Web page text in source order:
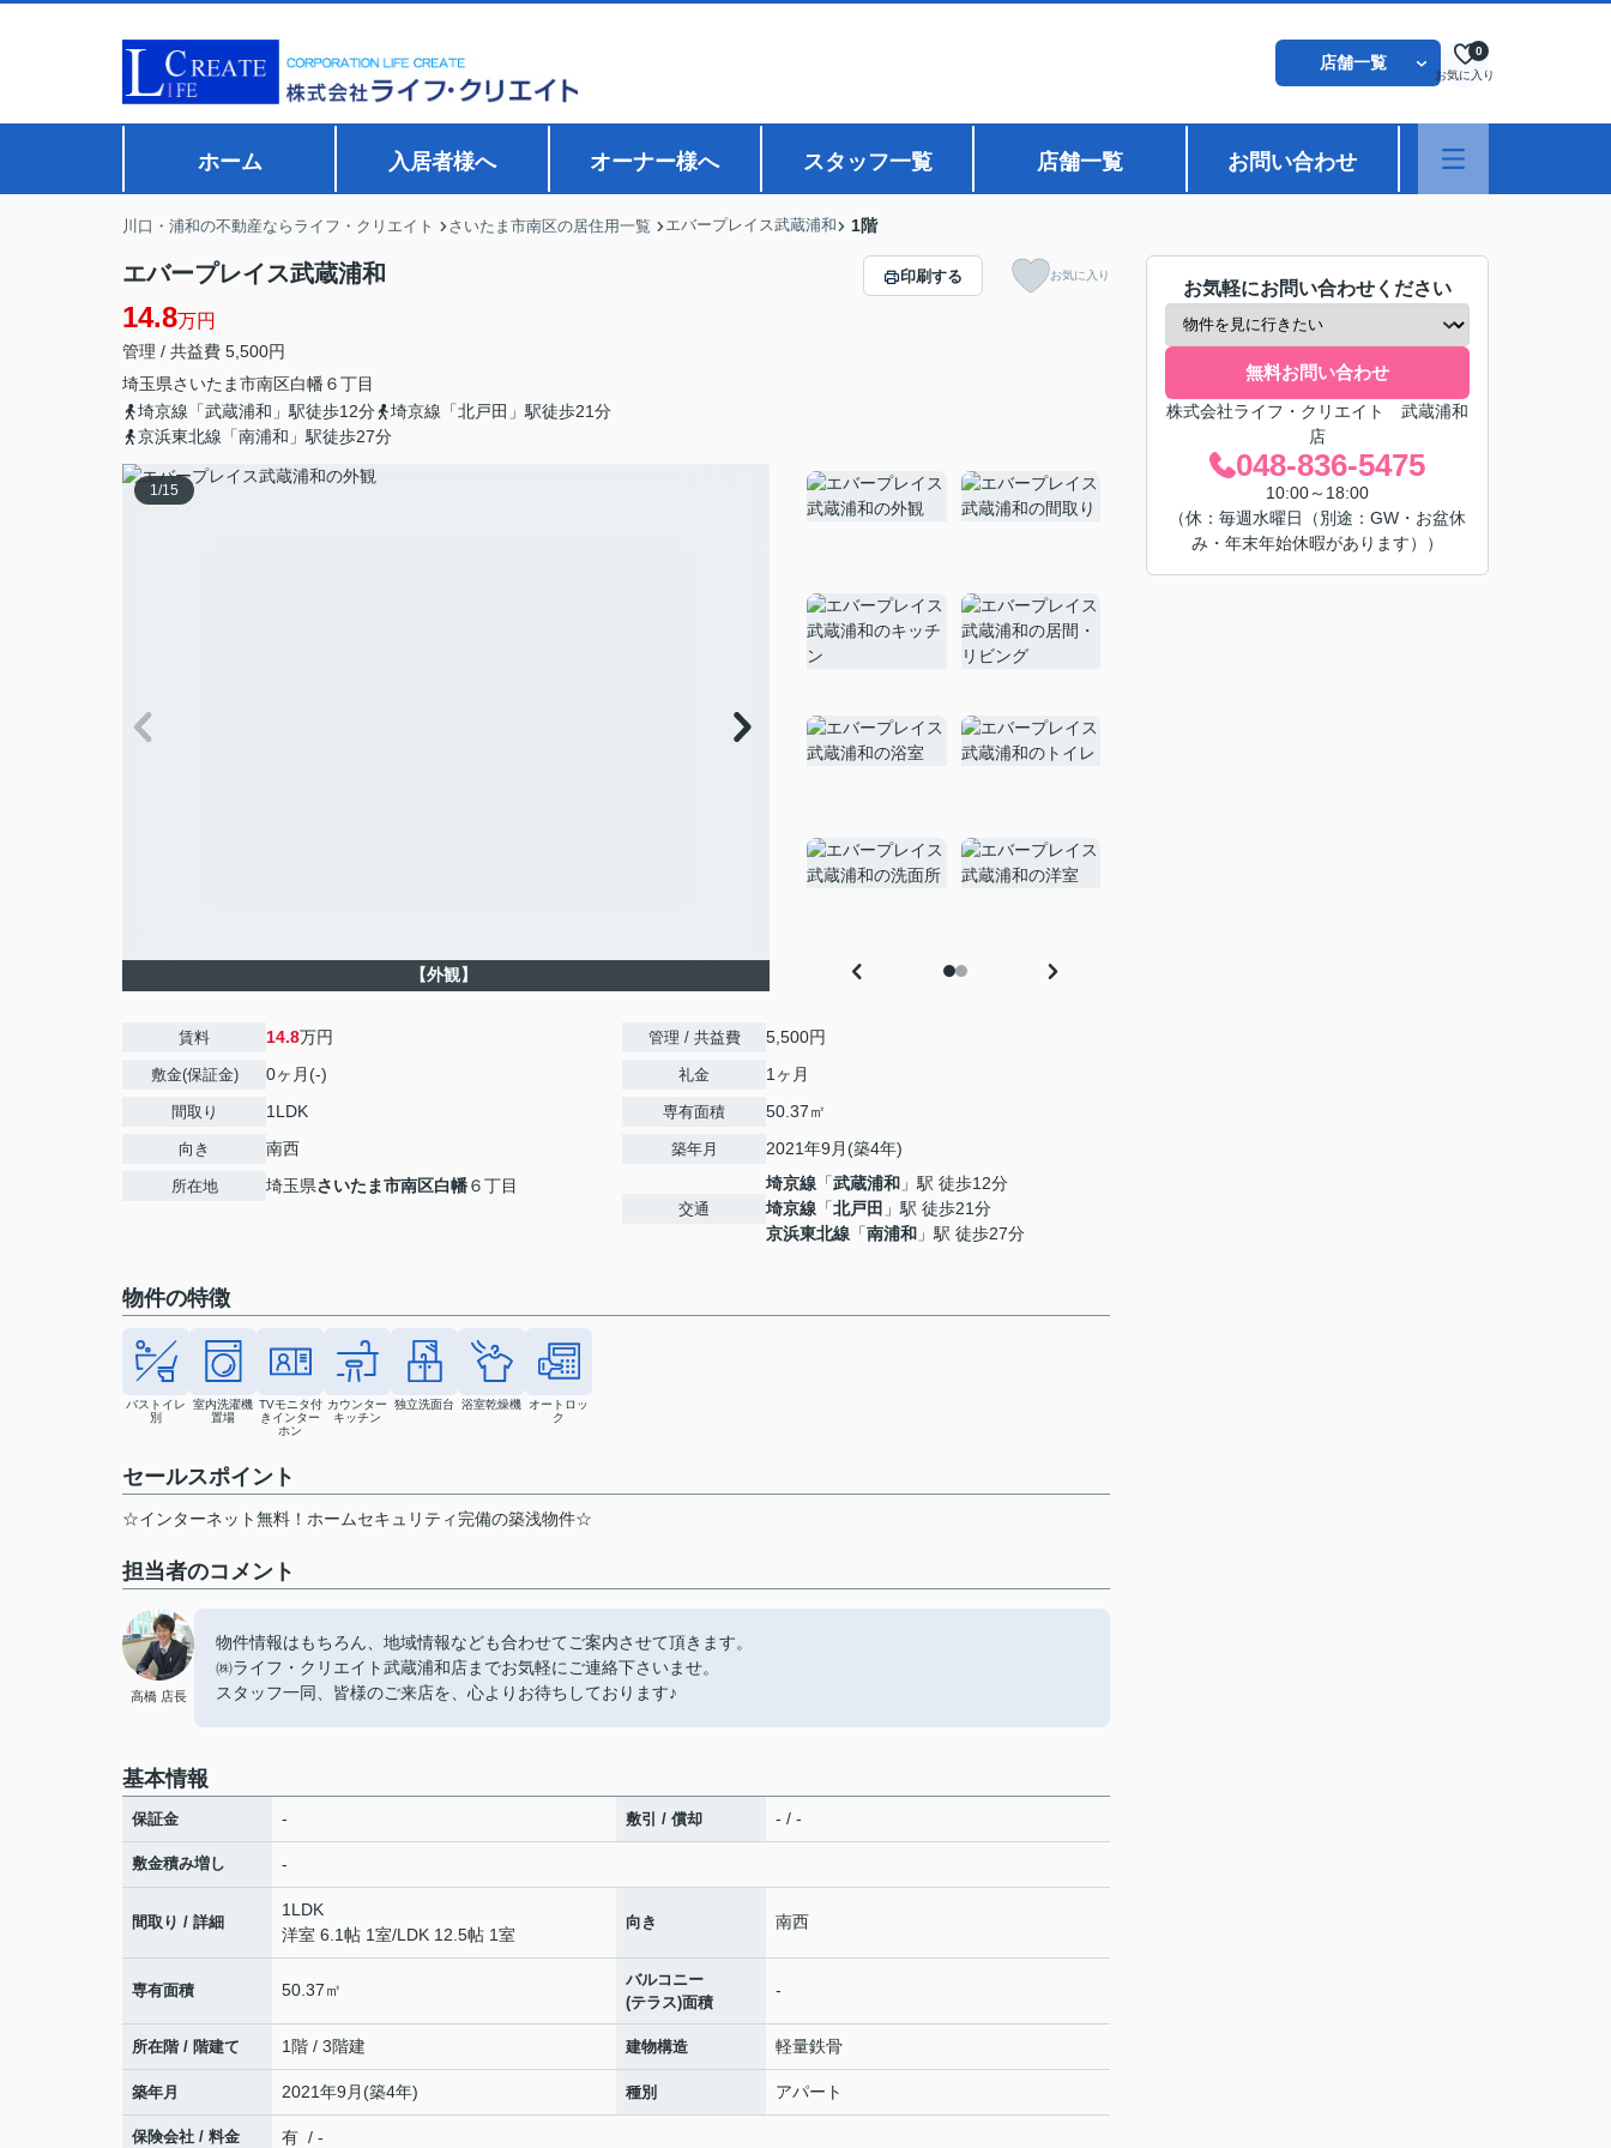
店舗一覧
お気に入り
0
ホーム 入居者様へ オーナー様へ スタッフ一覧 店舗一覧 お問い合わせ
川口・浦和の不動産ならライフ・クリエイト さいたま市南区の居住用一覧 エバープレイス武蔵浦和 1階
エバープレイス武蔵浦和
14.8万円
管理 / 共益費 5,500円
埼玉県さいたま市南区白幡６丁目
埼京線「武蔵浦和」駅徒歩12分
埼京線「北戸田」駅徒歩21分
京浜東北線「南浦和」駅徒歩27分
印刷する お気に入り
1 /15
【外観】
賃料 14.8万円
敷金(保証金) 0ヶ月(-)
間取り 1LDK
向き 南西
所在地 埼玉県さいたま市南区白幡６丁目
管理 / 共益費 5,500円
礼金 1ヶ月
専有面積 50.37㎡
築年月 2021年9月(築4年)
交通
埼京線 「武蔵浦和 」駅 徒歩12分
埼京線 「北戸田 」駅 徒歩21分
京浜東北線 「南浦和 」駅 徒歩27分
物件の特徴
バストイレ
別
室内洗濯機
置場
TVモニタ付
きインター
ホン
カウンター
キッチン
独立洗面台 浴室乾燥機
オートロッ
ク
セールスポイント
☆インターネット無料！ホームセキュリティ完備の築浅物件☆
担当者のコメント
高橋 店長
物件情報はもちろん、地域情報なども合わせてご案内させて頂きます。
㈱ライフ・クリエイト武蔵浦和店までお気軽にご連絡下さいませ。
スタッフ一同、皆様のご来店を、心よりお待ちしております♪
基本情報
保証金 - 敷引 / 償却 - / -
敷金積み増し -
間取り / 詳細
1LDK
洋室 6.1帖 1室/LDK 12.5帖 1室
向き 南西
専有面積 50.37㎡
バルコニー
(テラス)面積
-
所在階 / 階建て 1階 / 3階建 建物構造 軽量鉄骨
築年月 2021年9月(築4年) 種別 アパート
保険会社 / 料金 有 / -
お気軽にお問い合わせください
無料お問い合わせ
株式会社ライフ・クリエイト 武蔵浦和
店
048-836-5475
10:00～18:00
（休：毎週水曜日（別途：GW・お盆休
み・年末年始休暇があります））